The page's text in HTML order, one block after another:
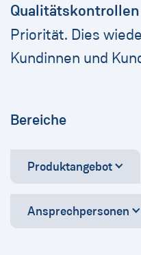
Qualitätskontrollen
Priorität. Dies
Kundinnen und
Bereiche
Produktangebot
Ansprechpersonen